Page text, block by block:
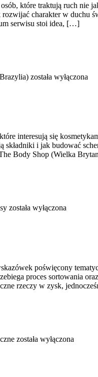
które traktują ruch nie
charakter w duchu
serwisu stoi idea, […]
została wyłączona
interesują się
składniki i jak budować
Body Shop (Wielka
została wyłączona
poświęcony
proces sortowania
rzeczy w zysk,
została wyłączona